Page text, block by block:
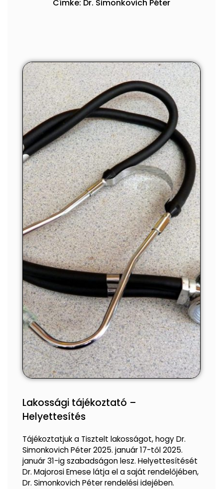
Címke: Dr. Simonkovich Péter
Lakossági tájékoztató –
Helyettesítés
Tájékoztatjuk a Tisztelt lakosságot, hogy Dr.
Simonkovich Péter 2025. január 17-től 2025.
január 31-ig szabadságon lesz. Helyettesítését
Dr. Majorosi Emese látja el a saját rendelőjében,
Dr. Simonkovich Péter rendelési idejében.